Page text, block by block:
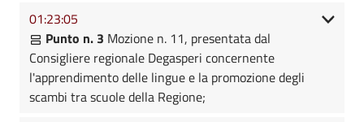
01:23:05
Punto n. 3 Mozione n. 11, presentata dal
Consigliere regionale Degasperi concernente
l'apprendimento delle lingue e la promozione degli
scambi tra scuole della Regione;